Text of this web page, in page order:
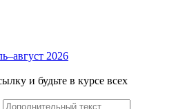
2026
и будьте в курсе всех